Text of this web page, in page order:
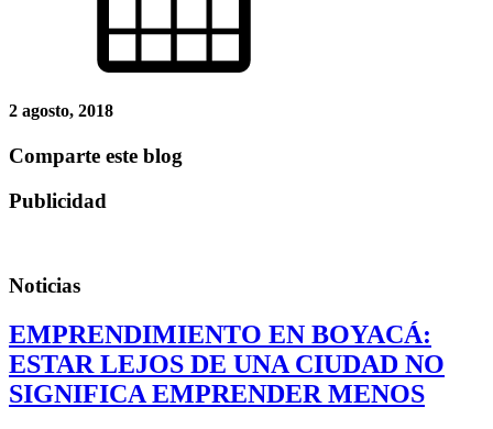
2 agosto, 2018
Comparte este blog
Publicidad
Noticias
EMPRENDIMIENTO EN BOYACÁ:
ESTAR LEJOS DE UNA CIUDAD NO
SIGNIFICA EMPRENDER MENOS